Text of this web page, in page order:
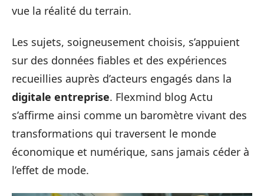
vue la réalité du terrain.
Les sujets, soigneusement choisis, s’appuient
sur des données fiables et des expériences
recueillies auprès d’acteurs engagés dans la
digitale entreprise. Flexmind blog Actu
s’affirme ainsi comme un baromètre vivant des
transformations qui traversent le monde
économique et numérique, sans jamais céder à
l’effet de mode.